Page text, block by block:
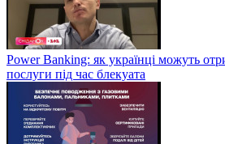
Power Banking: як українці можуть
послуги під час блекуата